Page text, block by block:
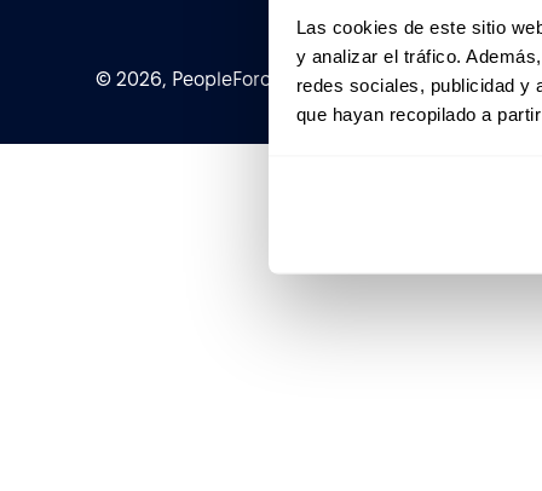
Las cookies de este sitio
y analizar el tráfico.
redes sociales, publicidad y
que hayan recopilado a
© 2026, PeopleForce Ltd. All rights reserved